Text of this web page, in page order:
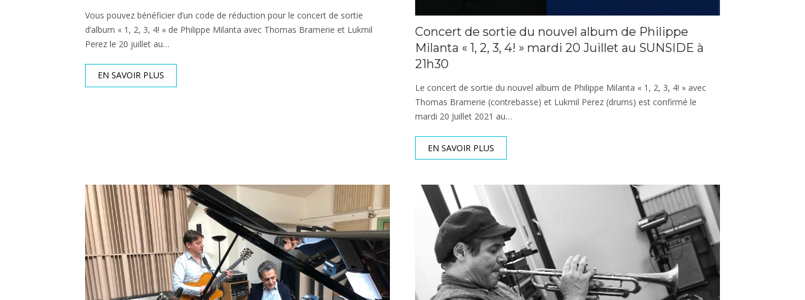
Vous pouvez bénéficier d’un code de réduction pour le concert de sortie
d’album « 1, 2, 3, 4! » de Philippe Milanta avec Thomas Bramerie et Lukmil
Perez le 20 juillet au…
EN SAVOIR PLUS
Concert de sortie du nouvel album de Philippe
Milanta « 1, 2, 3, 4! » mardi 20 Juillet au SUNSIDE à
21h30
Le concert de sortie du nouvel album de Philippe Milanta « 1, 2, 3, 4! » avec
Thomas Bramerie (contrebasse) et Lukmil Perez (drums) est confirmé le
mardi 20 Juillet 2021 au…
EN SAVOIR PLUS